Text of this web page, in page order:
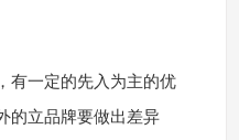
有一定的先入为主的优
的立品牌要做出差异